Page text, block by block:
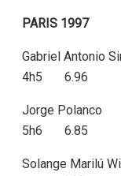
PARIS 1997
Gabriel
4h5 6.96
Jorge
5h6 6.85
Solange